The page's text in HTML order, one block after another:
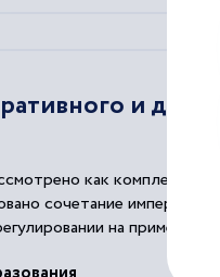
и
как
сочетание
на примере